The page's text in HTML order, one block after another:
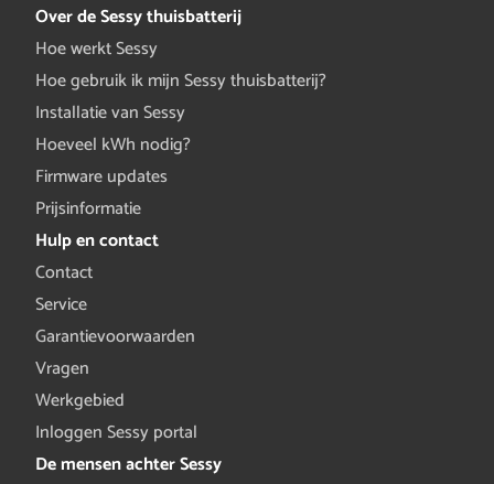
Over de Sessy thuisbatterij
Hoe werkt Sessy
Hoe gebruik ik mijn Sessy thuisbatterij?
Installatie van Sessy
Hoeveel kWh nodig?
Firmware updates
Prijsinformatie
Hulp en contact
Contact
Service
Garantievoorwaarden
Vragen
Werkgebied
Inloggen Sessy portal
De mensen achter Sessy